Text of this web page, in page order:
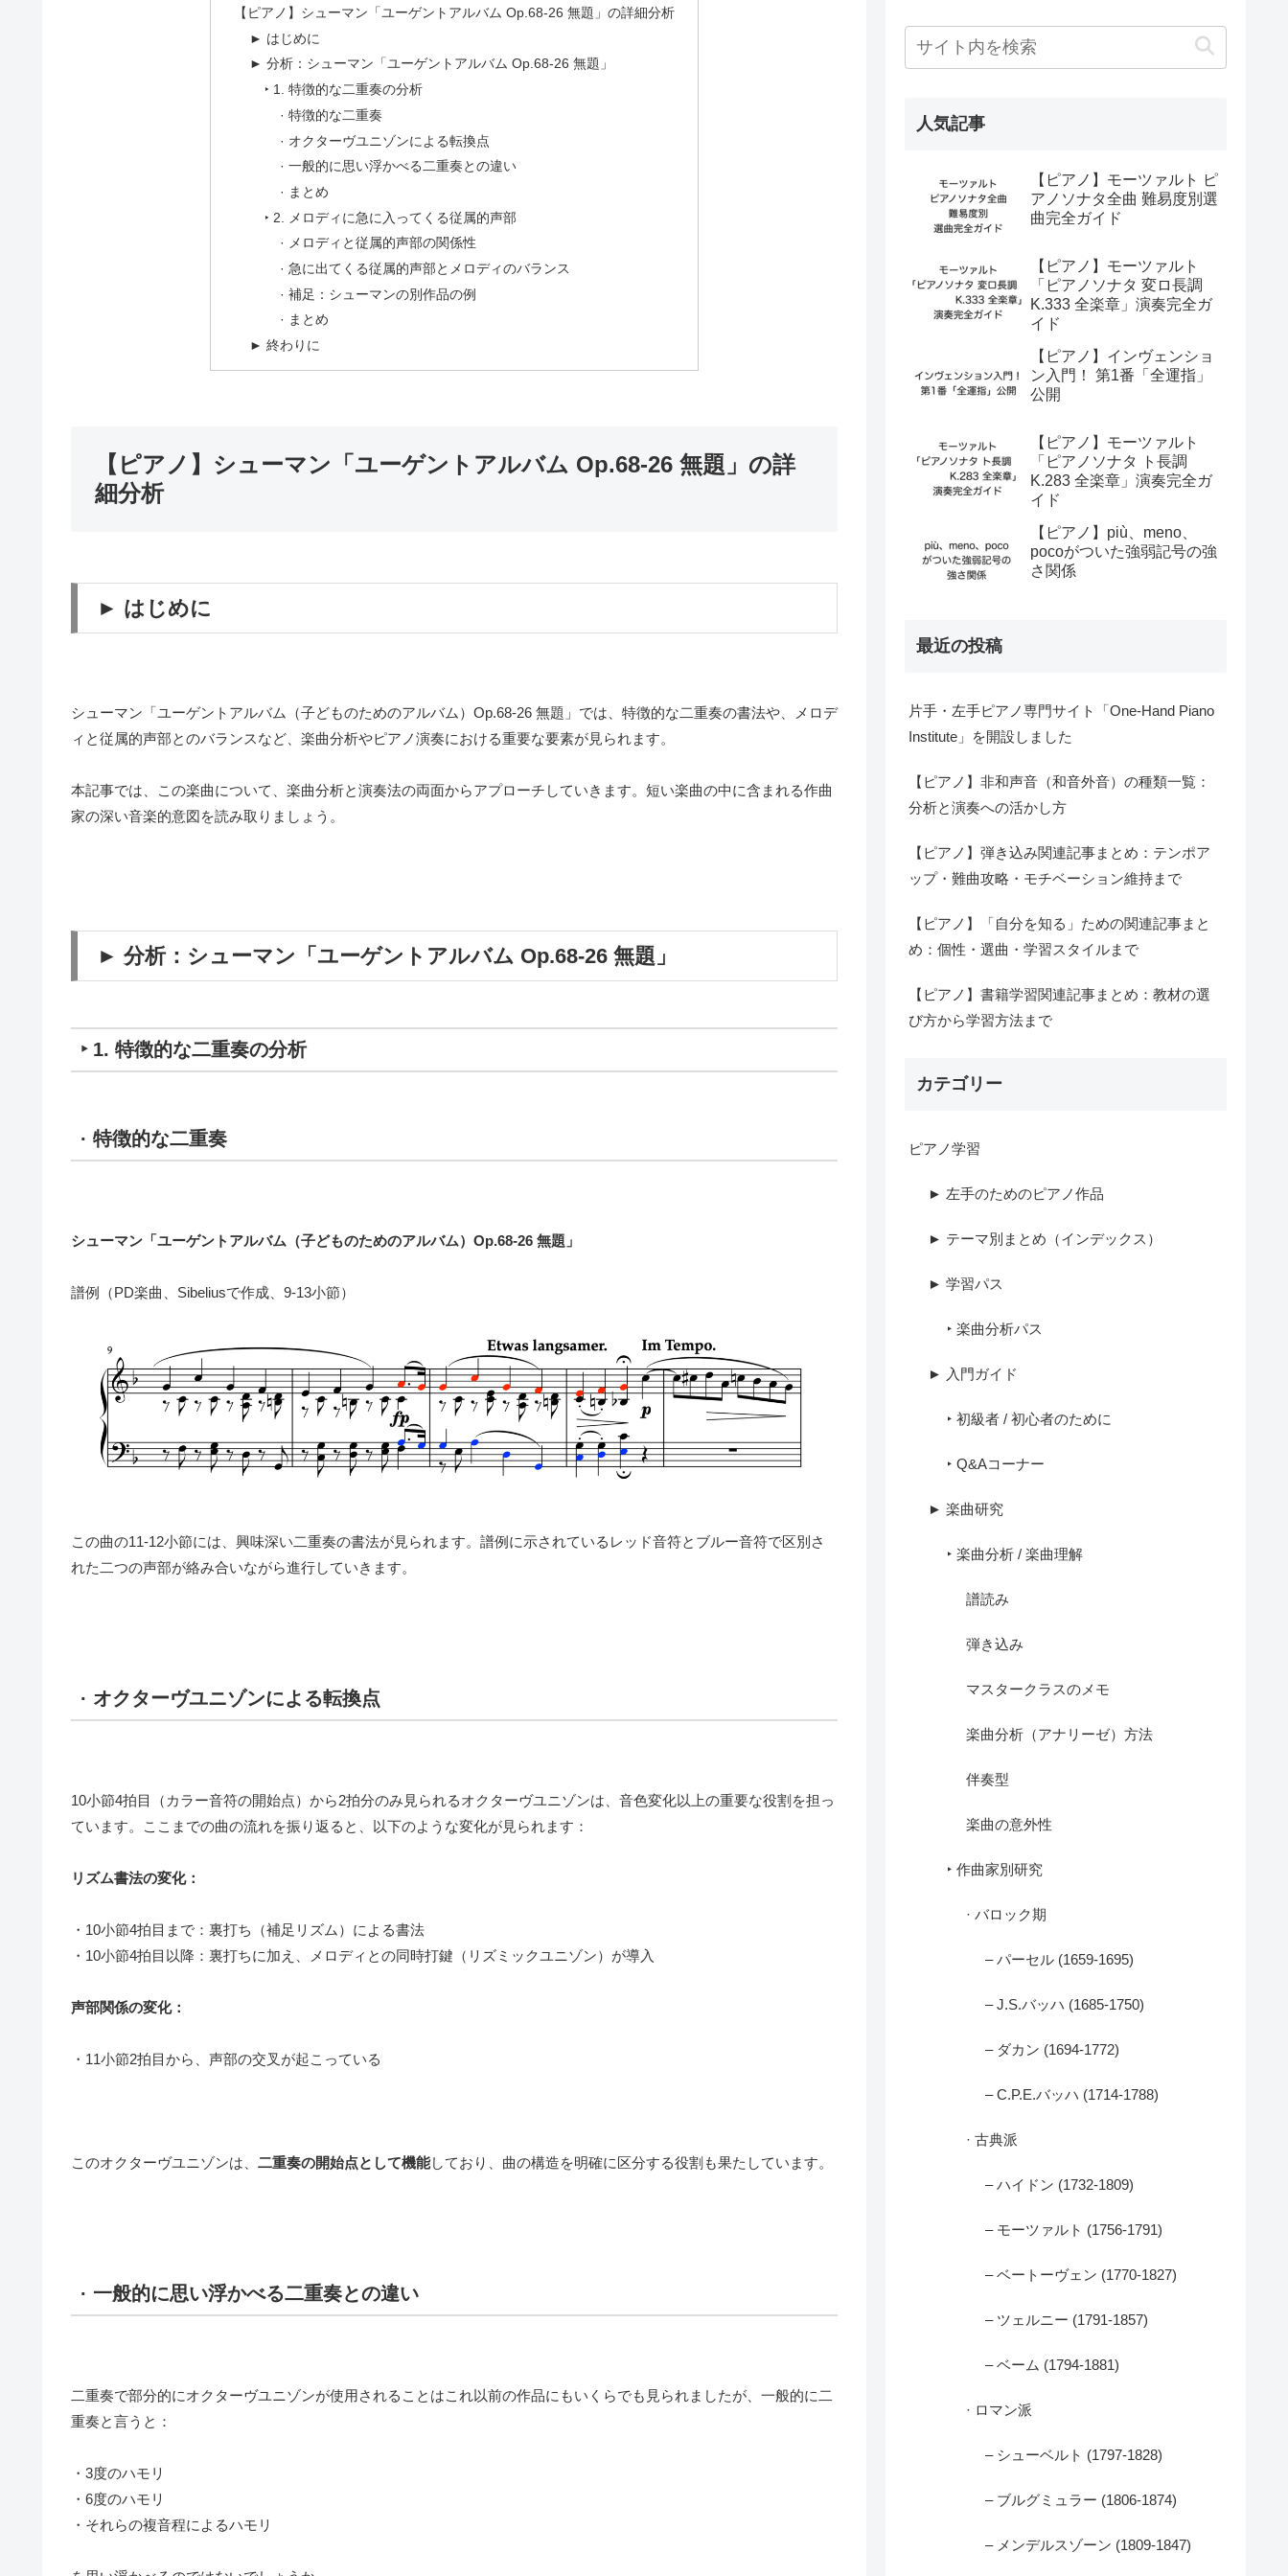
【ピアノ】シューマン「ユーゲントアルバム Op.68-26 無題」の詳細分析
► はじめに
► 分析：シューマン「ユーゲントアルバム Op.68-26 無題」
‣ 1. 特徴的な二重奏の分析
· 特徴的な二重奏
· オクターヴユニゾンによる転換点
· 一般的に思い浮かべる二重奏との違い
· まとめ
‣ 2. メロディに急に入ってくる従属的声部
· メロディと従属的声部の関係性
· 急に出てくる従属的声部とメロディのバランス
· 補足：シューマンの別作品の例
· まとめ
► 終わりに
【ピアノ】シューマン「ユーゲントアルバム Op.68-26 無題」の詳
細分析
► はじめに
シューマン「ユーゲントアルバム（子どものためのアルバム）Op.68-26 無題」では、特徴的な二重奏の書法や、メロデ
ィと従属的声部とのバランスなど、楽曲分析やピアノ演奏における重要な要素が見られます。
本記事では、この楽曲について、楽曲分析と演奏法の両面からアプローチしていきます。短い楽曲の中に含まれる作曲
家の深い音楽的意図を読み取りましょう。
► 分析：シューマン「ユーゲントアルバム Op.68-26 無題」
‣ 1. 特徴的な二重奏の分析
· 特徴的な二重奏
シューマン「ユーゲントアルバム（子どものためのアルバム）Op.68-26 無題」
譜例（PD楽曲、Sibeliusで作成、9-13小節）
この曲の11-12小節には、興味深い二重奏の書法が見られます。譜例に示されているレッド音符とブルー音符で区別さ
れた二つの声部が絡み合いながら進行していきます。
· オクターヴユニゾンによる転換点
10小節4拍目（カラー音符の開始点）から2拍分のみ見られるオクターヴユニゾンは、音色変化以上の重要な役割を担っ
ています。ここまでの曲の流れを振り返ると、以下のような変化が見られます：
リズム書法の変化：
・10小節4拍目まで：裏打ち（補足リズム）による書法
・10小節4拍目以降：裏打ちに加え、メロディとの同時打鍵（リズミックユニゾン）が導入
声部関係の変化：
・11小節2拍目から、声部の交叉が起こっている
このオクターヴユニゾンは、 二重奏の開始点として機能しており、曲の構造を明確に区分する役割も果たしています。
· 一般的に思い浮かべる二重奏との違い
二重奏で部分的にオクターヴユニゾンが使用されることはこれ以前の作品にもいくらでも見られましたが、一般的に二
重奏と言うと：
・3度のハモリ
・6度のハモリ
・それらの複音程によるハモリ
人気記事
【ピアノ】モーツァルト ピ
アノソナタ全曲 難易度別選
曲完全ガイド
【ピアノ】モーツァルト
「ピアノソナタ 変ロ長調
K.333 全楽章」演奏完全ガ
イド
【ピアノ】インヴェンショ
ン入門！ 第1番「全運指」
公開
【ピアノ】モーツァルト
「ピアノソナタ ト長調
K.283 全楽章」演奏完全ガ
イド
【ピアノ】più、meno、
pocoがついた強弱記号の強
さ関係
最近の投稿
片手・左手ピアノ専門サイト「One-Hand Piano
Institute」を開設しました
【ピアノ】非和声音（和音外音）の種類一覧：
分析と演奏への活かし方
【ピアノ】弾き込み関連記事まとめ：テンポア
ップ・難曲攻略・モチベーション維持まで
【ピアノ】「自分を知る」ための関連記事まと
め：個性・選曲・学習スタイルまで
【ピアノ】書籍学習関連記事まとめ：教材の選
び方から学習方法まで
カテゴリー
ピアノ学習
► 左手のためのピアノ作品
► テーマ別まとめ（インデックス）
► 学習パス
‣ 楽曲分析パス
► 入門ガイド
‣ 初級者 / 初心者のために
‣ Q&Aコーナー
► 楽曲研究
‣ 楽曲分析 / 楽曲理解
譜読み
弾き込み
マスタークラスのメモ
楽曲分析（アナリーゼ）方法
伴奏型
楽曲の意外性
‣ 作曲家別研究
· バロック期
– パーセル (1659-1695)
– J.S.バッハ (1685-1750)
– ダカン (1694-1772)
– C.P.E.バッハ (1714-1788)
· 古典派
– ハイドン (1732-1809)
– モーツァルト (1756-1791)
– ベートーヴェン (1770-1827)
– ツェルニー (1791-1857)
– ベーム (1794-1881)
· ロマン派
– シューベルト (1797-1828)
– ブルグミュラー (1806-1874)
– メンデルスゾーン (1809-1847)